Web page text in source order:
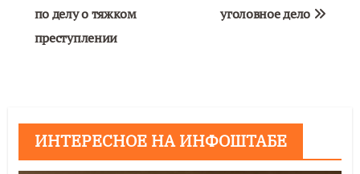
по делу о тяжком
преступлении
уголовное дело
ИНТЕРЕСНОЕ НА ИНФОШТАБЕ